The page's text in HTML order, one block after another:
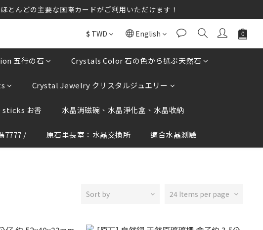
の主要な国際カードがご利用いただけます！
の主要な国際カードがご利用いただけます！
do not click on any unknown links.
どの主要な国際カードがご利用いただけます！
$ TWD English
五行の石 Crystals Color 石の色から選ぶ天然石
Crystal Jewelry クリスタルジュエリー
sticks お香 水晶消磁碗、水晶淨化盒、水晶收納
7777 / 原石里長室：水晶交換所 適合水晶測驗
Sort by 24 Items per page